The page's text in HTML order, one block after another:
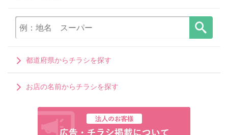
都道府県からチラシを探す
お店の名前からチラシを探す